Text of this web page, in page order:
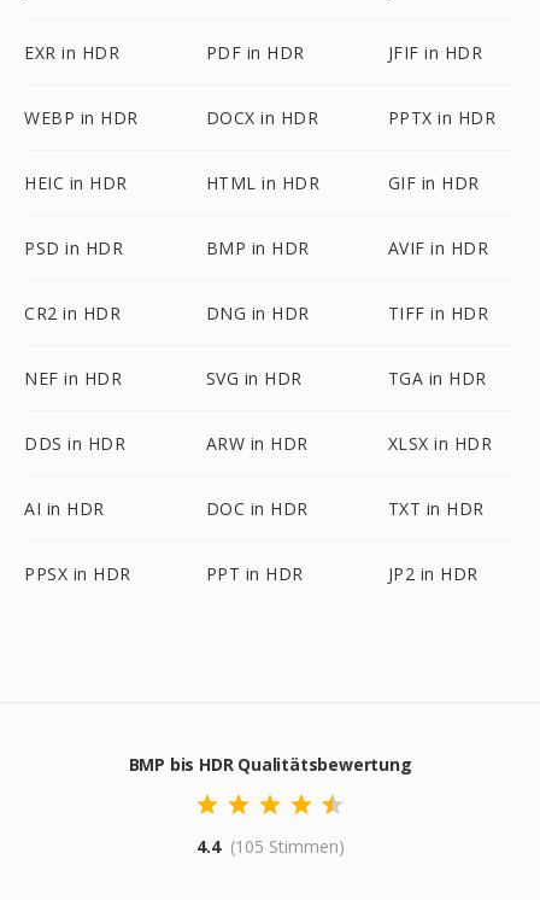
EXR in HDR PDF in HDR JFIF in HDR
WEBP in HDR DOCX in HDR PPTX in HDR
HEIC in HDR HTML in HDR GIF in HDR
PSD in HDR BMP in HDR AVIF in HDR
CR2 in HDR DNG in HDR TIFF in HDR
NEF in HDR SVG in HDR TGA in HDR
DDS in HDR ARW in HDR XLSX in HDR
AI in HDR DOC in HDR TXT in HDR
PPSX in HDR PPT in HDR JP2 in HDR
BMP bis HDR Qualitätsbewertung
4.4 (105 Stimmen)